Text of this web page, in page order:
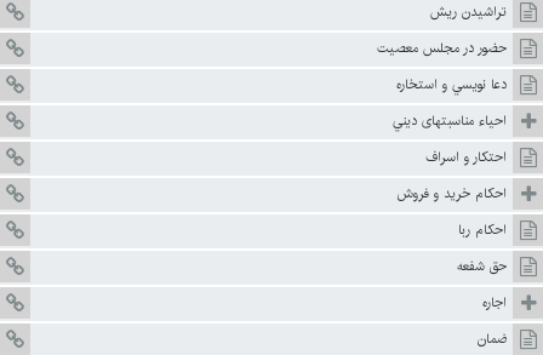
تراشيدن ريش
حضور در مجلس معصيت
دعا نويسي و استخاره
احياء مناسبتهاى ديني
احتكار و اسراف
احكام خريد و فروش
احكام ربا
حق شفعه
اجاره
ضمان